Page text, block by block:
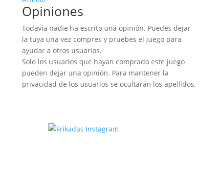
Opiniones
Todavía nadie ha escrito una opinión. Puedes dejar
la tuya una vez compres y pruebes el juego para
ayudar a otros usuarios.
Solo los usuarios que hayan comprado este juego
pueden dejar una opinión. Para mantener la
privacidad de los usuarios se ocultarán los apellidos.